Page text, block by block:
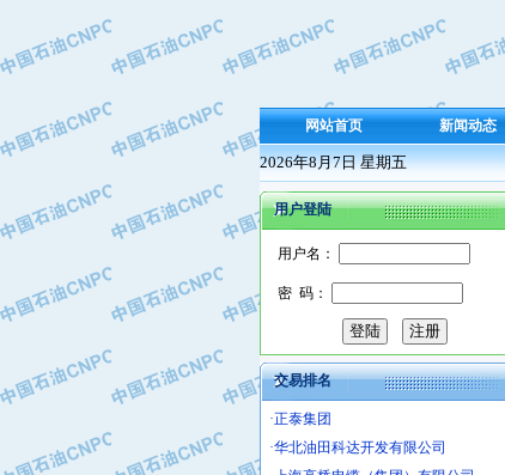
网站首页 新闻动态
2026年8月7日 星期五
用户登陆
用户名：
密 码：
交易排名
·保定北奥石油物探特种车辆制造有限
·盘锦辽河油田天意石油装备有限公司
·沧州市电气控制设备厂
·中船重工中南装备有限责任公司
·南石力天传动件有限公司
·浙江瑞普环境技术有限公司
·华北石油新大禹环保设备有限公司
·河北翼凌机械制造总厂
·萍乡市庞泰化工填料有限公司
·上海宝钢商贸有限公司
·辽河石油勘探局总机械厂
·正泰集团
·华北油田科达开发有限公司
·上海高桥电缆（集团）有限公司